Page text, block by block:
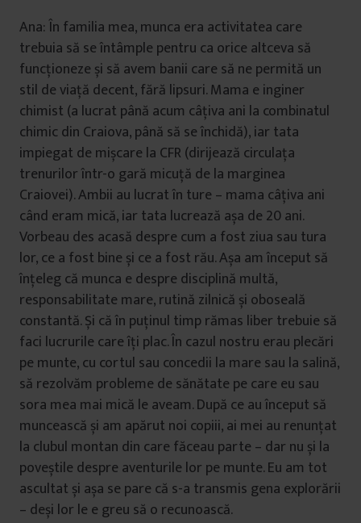
Ana: În familia mea, munca era activitatea care
trebuia să se întâmple pentru ca orice altceva să
funcționeze și să avem banii care să ne permită un
stil de viață decent, fără lipsuri. Mama e inginer
chimist (a lucrat până acum câțiva ani la combinatul
chimic din Craiova, până să se închidă), iar tata
impiegat de mișcare la CFR (dirijează circulața
trenurilor într-o gară micuță de la marginea
Craiovei). Ambii au lucrat în ture – mama câțiva ani
când eram mică, iar tata lucrează așa de 20 ani.
Vorbeau des acasă despre cum a fost ziua sau tura
lor, ce a fost bine și ce a fost rău. Așa am început să
înțeleg că munca e despre disciplină multă,
responsabilitate mare, rutină zilnică și oboseală
constantă. Și că în puținul timp rămas liber trebuie să
faci lucrurile care îți plac. În cazul nostru erau plecări
pe munte, cu cortul sau concedii la mare sau la salină,
să rezolvăm probleme de sănătate pe care eu sau
sora mea mai mică le aveam. După ce au început să
muncească și am apărut noi copiii, ai mei au renunțat
la clubul montan din care făceau parte – dar nu și la
poveștile despre aventurile lor pe munte. Eu am tot
ascultat și așa se pare că s-a transmis gena explorării
– deși lor le e greu să o recunoască.